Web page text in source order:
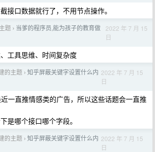
接口数据就行了，不用节点操作。
题 › 当爹的程序员,能为孩子的教育做
2022 年 7 月 15
日
工具思维、时间复杂度
的主题 › 知乎屏蔽关键字设置什么内 2022 年 7 月 15
日
一直推情感类的广告，所以这些话题会一直推
是哪个接口哪个字段。
的主题 › 知乎屏蔽关键字设置什么内 2022 年 7 月 15
日